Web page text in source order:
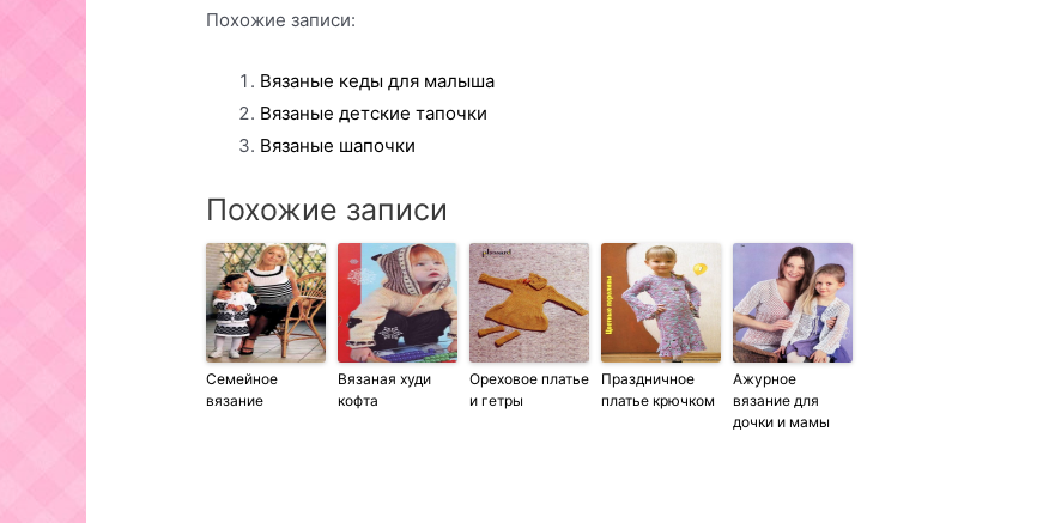
Похожие записи:
Вязаные кеды для малыша
Вязаные детские тапочки
Вязаные шапочки
Похожие записи
Семейное
вязание
Вязаная худи
кофта
Ореховое платье
и гетры
Праздничное
платье крючком
Ажурное
вязание для
дочки и мамы